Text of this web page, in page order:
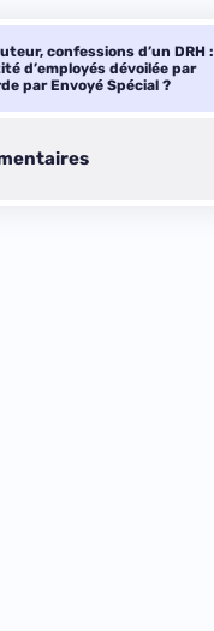
confessions d’un DRH :
d’employés dévoilée par
par Envoyé Spécial ?